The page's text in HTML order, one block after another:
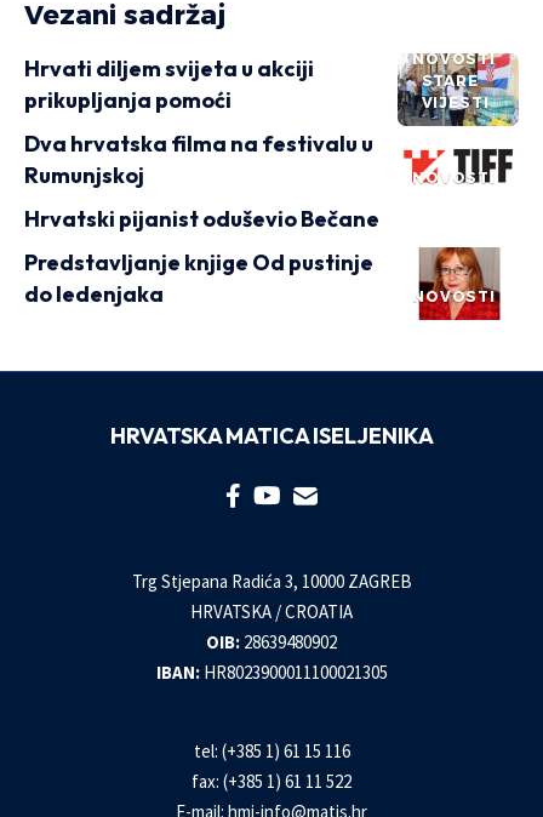
Vezani sadržaj
NOVOSTI
STARE
VIJESTI
Hrvati diljem svijeta u akciji
prikupljanja pomoći
NOVOSTI
Dva hrvatska filma na festivalu u
Rumunjskoj
Hrvatski pijanist oduševio Bečane
NOVOSTI
Predstavljanje knjige Od pustinje
do ledenjaka
HRVATSKA MATICA ISELJENIKA
Trg Stjepana Radića 3, 10000 ZAGREB
HRVATSKA / CROATIA
OIB: 28639480902
IBAN: HR8023900011100021305
tel: (+385 1) 61 15 116
fax: (+385 1) 61 11 522
E-mail: hmi-info@matis.hr